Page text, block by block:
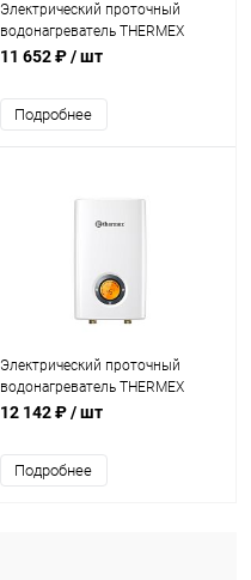
Электрический проточный
водонагреватель THERMEX
Topflow 8000
11 652 ₽/ шт
Подробнее
Электрический проточный
водонагреватель THERMEX
Topflow 10000
12 142 ₽/ шт
Подробнее